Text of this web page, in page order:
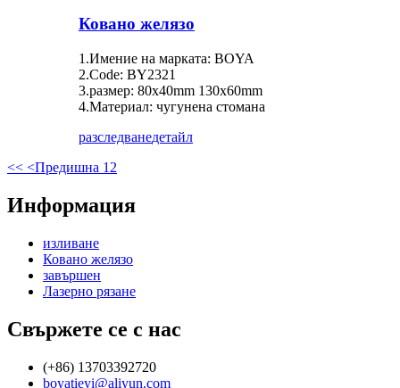
Ковано желязо
1.Имение на марката: BOYA
2.Code: BY2321
3.размер: 80x40mm 130x60mm
4.Материал: чугунена стомана
разследванедетайл
<< <Предишна 1 2
Информация
изливане
Ковано желязо
завършен
Лазерно рязане
Свържете се с нас
(+86) 13703392720
boyatieyi@aliyun.com